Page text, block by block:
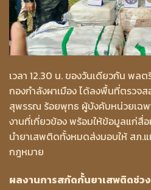
เวลา 12.30 น. ของวันเดียวกัน พ
กองกำลังผาเมือง ได้ลงพื้นที่ตรวจ
สุพรรณ ร้อยพุทธ ผู้บังคับหน่วยเฉพ
งานที่เกี่ยวข้อง พร้อมให้ข้อมูลแก่
นำยาเสพติดทั้งหมดส่งมอบให้ สภ.
กฎหมาย
ผลงานการสกัดกั้นยาเสพติดช่วง